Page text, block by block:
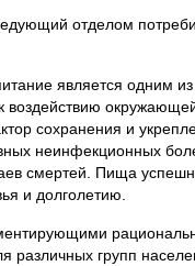
является одним
воздействию
сохранения и
неинфекционных
смертей. Пища
и долголетию.
различных групп